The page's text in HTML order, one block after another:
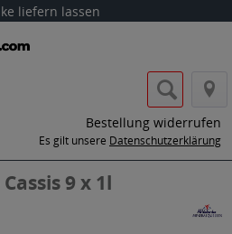
liefern lassen
Bestellung widerrufen
Es gilt unsere Datenschutzerklärung
9 x 1l